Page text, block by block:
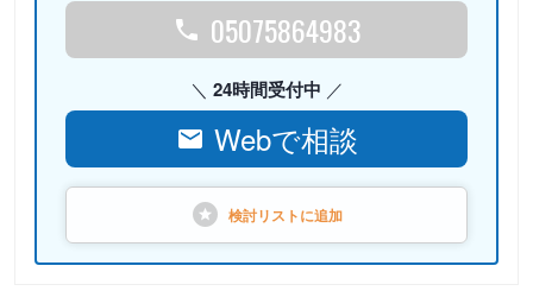
05075864983
24時間受付中
Webで相談
検討リストに追加